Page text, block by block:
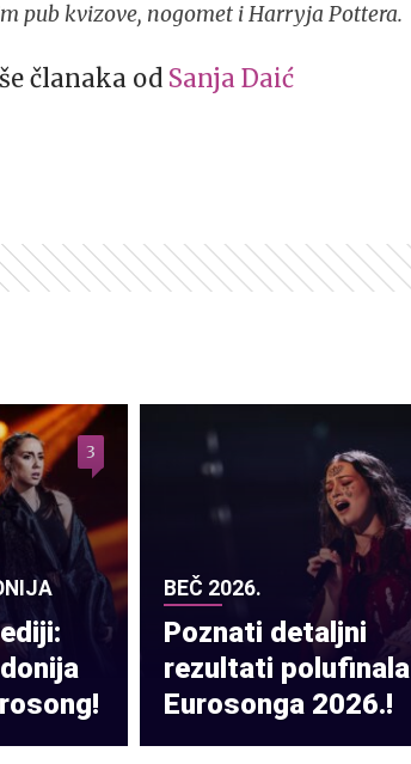
pub kvizove, nogomet i Harryja Pottera.
članaka od Sanja Daić
3
BEČ 2026.
Poznati detaljni
rezultati polufinala
Eurosonga 2026.!